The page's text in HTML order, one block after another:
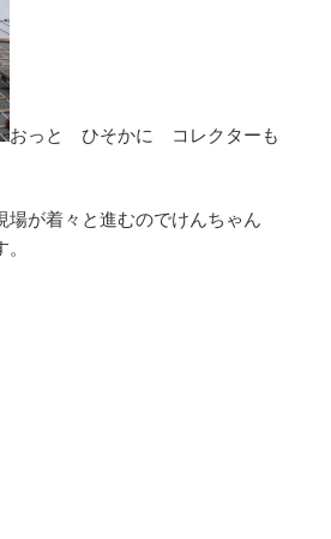
おっと ひそかに コレクターも
が着々と進むのでけんちゃん